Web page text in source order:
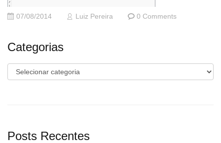
07/08/2014 Luiz Pereira 0 Comments
Categorias
Categorias
Posts Recentes